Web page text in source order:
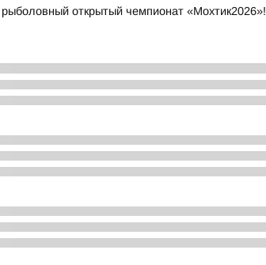
открытый чемпионат «Мохтик2026»!